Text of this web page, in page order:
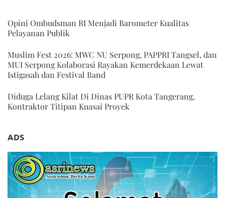
Opini Ombudsman RI Menjadi Barometer Kualitas
Pelayanan Publik
Muslim Fest 2026: MWC NU Serpong, PAPPRI Tangsel, dan
MUI Serpong Kolaborasi Rayakan Kemerdekaan Lewat
Istigasah dan Festival Band
Diduga Lelang Kilat Di Dinas PUPR Kota Tangerang,
Kontraktor Titipan Kuasai Proyek
ADS